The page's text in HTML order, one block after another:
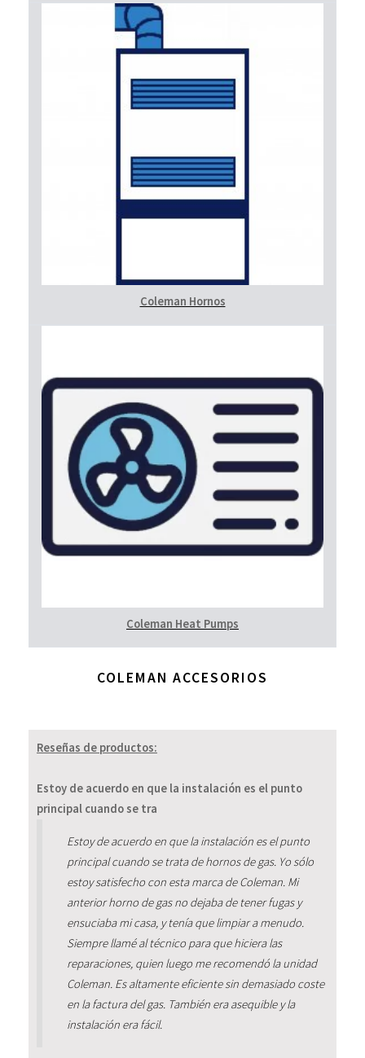
Coleman Hornos
Coleman Heat Pumps
COLEMAN ACCESORIOS
Reseñas de productos:
Estoy de acuerdo en que la instalación es el punto
principal cuando se tra
Estoy de acuerdo en que la instalación es el punto
principal cuando se trata de hornos de gas. Yo sólo
estoy satisfecho con esta marca de Coleman. Mi
anterior horno de gas no dejaba de tener fugas y
ensuciaba mi casa, y tenía que limpiar a menudo.
Siempre llamé al técnico para que hiciera las
reparaciones, quien luego me recomendó la unidad
Coleman. Es altamente eficiente sin demasiado coste
en la factura del gas. También era asequible y la
instalación era fácil.